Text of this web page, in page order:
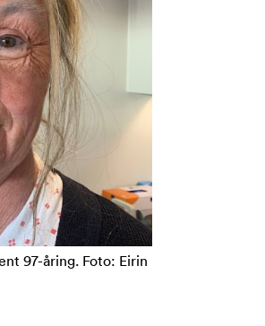
97-åring. Foto: Eirin